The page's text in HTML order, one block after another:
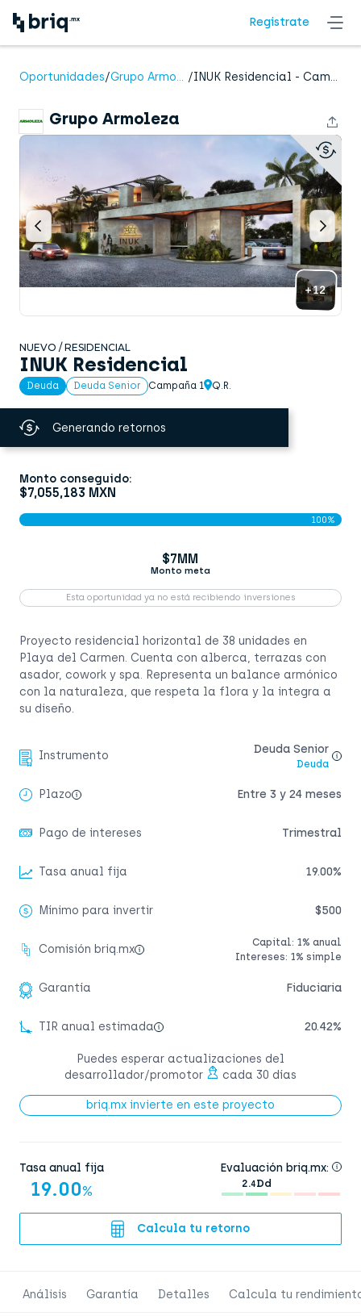
presenta
Regístrate
Oportunidades/ Grupo Armoleza / INUK Residencial - Campaña 1
Grupo Armoleza
+12
NUEVO / RESIDENCIAL
INUK Residencial
Deuda Deuda Senior Campaña 1 Q.R.
Generando retornos
Monto conseguido:
$7,055,183 MXN
100%
$7MM
Monto meta
Esta oportunidad ya no está recibiendo inversiones
Proyecto residencial horizontal de 38 unidades en
Playa del Carmen. Cuenta con alberca, terrazas con
asador, cowork y spa. Representa un balance armónico
con la naturaleza, que respeta la flora y la integra a
su diseño.
Instrumento Deuda Senior
Deuda
Plazo Entre 3 y 24 meses
Pago de intereses Trimestral
Tasa anual fija 19.00%
Mínimo para invertir $500
Comisión briq.mx
Capital: 1% anual
Intereses: 1% simple
Garantía Fiduciaria
TIR anual estimada 20.42%
Puedes esperar actualizaciones del
desarrollador/promotor
cada 30 días
briq.mx invierte en este proyecto
Tasa anual fija
19.00%
Evaluación briq.mx:
2.4Dd
Calcula tu retorno
Análisis Garantía Detalles Calcula tu